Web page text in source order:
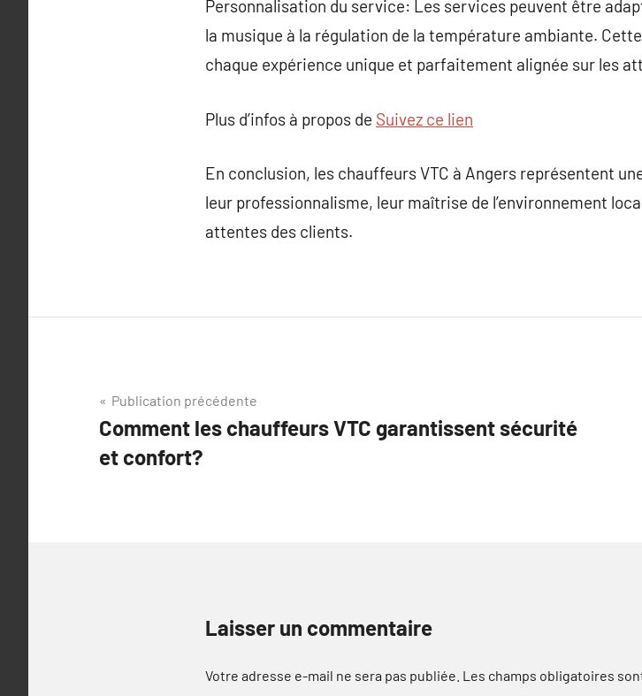
Personnalisation du service: Les services peuvent être
la musique à la régulation de la température ambiante.
chaque expérience unique et parfaitement alignée sur les
Plus d’infos à propos de Suivez ce lien
En conclusion, les chauffeurs VTC à Angers représentent
leur professionnalisme, leur maîtrise de l’environnement
attentes des clients.
Navigation
de
l’article
Publication précédente
Comment les chauffeurs VTC garantissent sécurité
et confort?
Laisser un commentaire
Votre adresse e-mail ne sera pas publiée. Les champs obligatoires